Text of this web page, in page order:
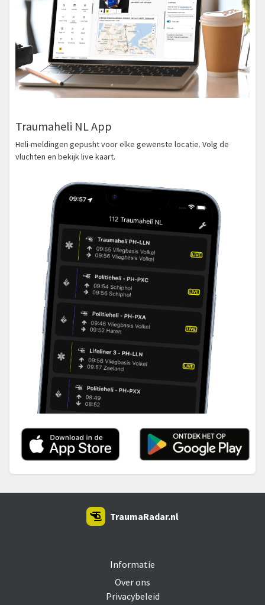
Traumaheli NL App
Heli-meldingen gepusht voor elke gewenste locatie. Volg de
vluchten en bekijk live kaart.
Informatie
Over ons
Privacybeleid
TraumaRadar.nl